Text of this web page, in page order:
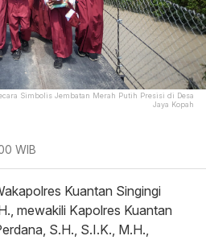
Simbolis Jembatan Merah Putih Presisi di Desa
Jaya Kopah
WIB
Kuantan Singingi
mewakili Kapolres Kuantan
S.H., S.I.K., M.H.,